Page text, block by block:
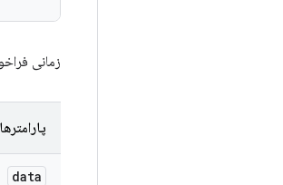
زمانی
پارامترها
data